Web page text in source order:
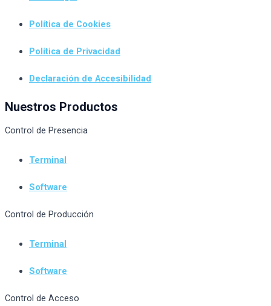
Política de Cookies
Política de Privacidad
Declaración de Accesibilidad
Nuestros Productos
Control de Presencia
Terminal
Software
Control de Producción
Terminal
Software
Control de Acceso